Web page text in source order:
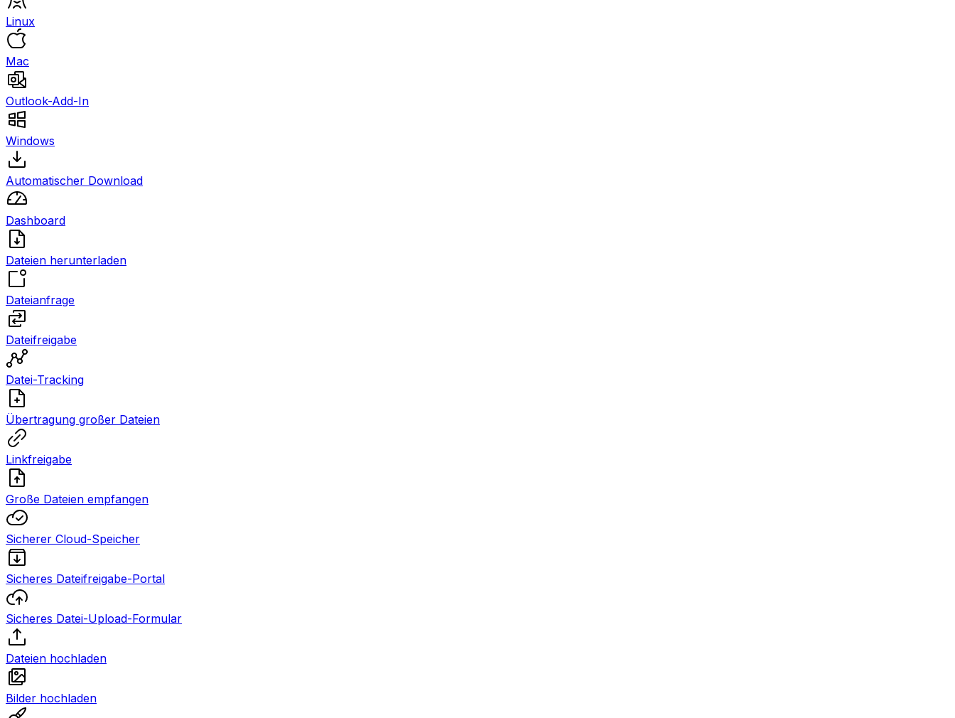
Linux
Mac
Outlook-Add-In
Windows
Automatischer Download
Dashboard
Dateien herunterladen
Dateianfrage
Dateifreigabe
Datei-Tracking
Übertragung großer Dateien
Linkfreigabe
Große Dateien empfangen
Sicherer Cloud-Speicher
Sicheres Dateifreigabe-Portal
Sicheres Datei-Upload-Formular
Dateien hochladen
Bilder hochladen